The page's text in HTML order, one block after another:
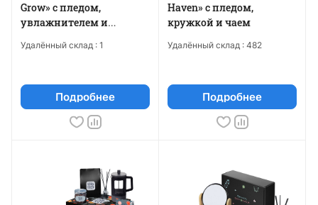
Grow» с пледом,
увлажнителем и
выращивания
Удалённый склад : 1
Подробнее
Haven» с пледом,
кружкой и чаем
Удалённый склад : 482
Подробнее